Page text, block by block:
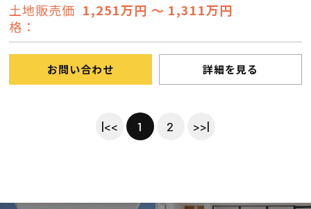
土地販売価
格：
1,251万円 ～ 1,311万円
お問い合わせ 詳細を見る
|<< 1 2 >>|